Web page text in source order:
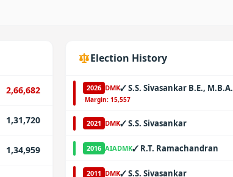
2,66,682
1,31,720
1,34,959
Election History
2026 DMK✓S.S. Sivasankar B.E., M.B.A.
·Margin: 15,557
2021 DMK✓S.S. Sivasankar
2016 AIADMK✓ R.T. Ramachandran
2011 DMK✓S.S. Sivasankar